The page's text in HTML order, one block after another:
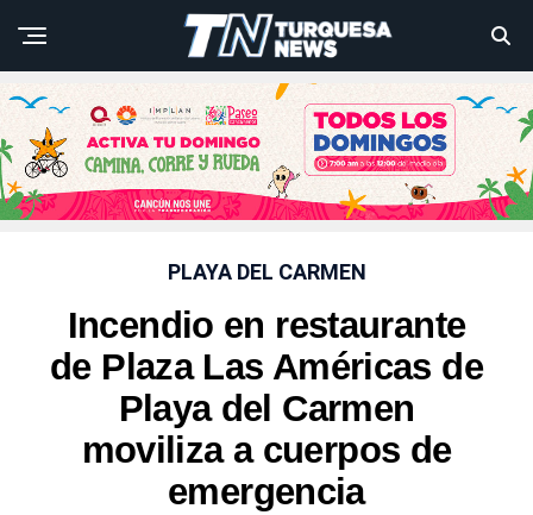
PLAYA DEL CARMEN
Incendio en restaurante
de Plaza Las Américas de
Playa del Carmen
moviliza a cuerpos de
emergencia